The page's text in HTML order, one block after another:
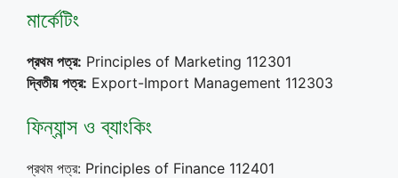
মার্কেটিং
প্রথম পত্র: Principles of Marketing 112301
দ্বিতীয় পত্র: Export-Import Management 112303
ফিন্যান্স ও ব্যাংকিং
প্রথম পত্র: Principles of Finance 112401